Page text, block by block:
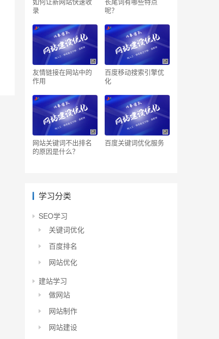
录
呢？
友情链接在网站中的
作用
百度移动搜索引擎优
化
网站关键词不出排名
的原因是什么？
百度关键词优化服务
学习分类
SEO学习
关键词优化
百度排名
网站优化
建站学习
做网站
网站制作
网站建设